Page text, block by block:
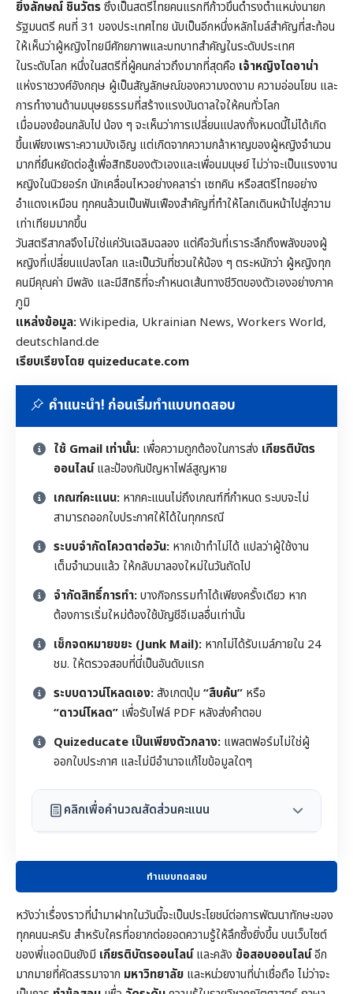
ยิ่งลักษณ์ ชินวัตรซึ่งเป็นสตรีไทยคนแรกที่ก้าวขึ้นดำรงตำแหน่งนายก
รัฐมนตรี คนที่ 31 ของประเทศไทย นับเป็นอีกหนึ่งหลักไมล์สำคัญที่สะท้อน
ให้เห็นว่าผู้หญิงไทยมีศักยภาพและบทบาทสำคัญในระดับประเทศ
ในระดับโลก หนึ่งในสตรีที่ผู้คนกล่าวถึงมากที่สุดคือ เจ้าหญิงไดอาน่า
แห่งราชวงศ์อังกฤษ ผู้เป็นสัญลักษณ์ของความงดงาม ความอ่อนโยน และ
การทำงานด้านมนุษยธรรมที่สร้างแรงบันดาลใจให้คนทั่วโลก
เมื่อมองย้อนกลับไป น้อง ๆ จะเห็นว่าการเปลี่ยนแปลงทั้งหมดนี้ไม่ได้เกิด
ขึ้นเพียงเพราะความบังเอิญ แต่เกิดจากความกล้าหาญของผู้หญิงจำนวน
มากที่ยืนหยัดต่อสู้เพื่อสิทธิของตัวเองและเพื่อนมนุษย์ ไม่ว่าจะเป็นแรงงาน
หญิงในนิวยอร์ก นักเคลื่อนไหวอย่างคลาร่า เซทคิน หรือสตรีไทยอย่าง
อำแดงเหมือน ทุกคนล้วนเป็นฟันเฟืองสำคัญที่ทำให้โลกเดินหน้าไปสู่ความ
เท่าเทียมมากขึ้น
วันสตรีสากลจึงไม่ใช่แค่วันเฉลิมฉลอง แต่คือวันที่เราระลึกถึงพลังของผู้
หญิงที่เปลี่ยนแปลงโลก และเป็นวันที่ชวนให้น้อง ๆ ตระหนักว่า ผู้หญิงทุก
คนมีคุณค่า มีพลัง และมีสิทธิที่จะกำหนดเส้นทางชีวิตของตัวเองอย่างภาค
ภูมิ
แหล่งข้อมูล:Wikipedia, Ukrainian News, Workers World,
deutschland.de
เรียบเรียงโดย quizeducate.com
คำแนะนำ! ก่อนเริ่มทำแบบทดสอบ
ใช้ Gmail เท่านั้น: เพื่อความถูกต้องในการส่ง เกียรติบัตร
ออนไลน์และป้องกันปัญหาไฟล์สูญหาย
เกณฑ์คะแนน: หากคะแนนไม่ถึงเกณฑ์ที่กำหนด ระบบจะไม่
สามารถออกใบประกาศให้ได้ในทุกกรณี
ระบบจำกัดโควตาต่อวัน: หากเข้าทำไม่ได้ แปลว่าผู้ใช้งาน
เต็มจำนวนแล้ว ให้กลับมาลองใหม่ในวันถัดไป
จำกัดสิทธิ์การทำ:บางกิจกรรมทำได้เพียงครั้งเดียว หาก
ต้องการเริ่มใหม่ต้องใช้บัญชีอีเมลอื่นเท่านั้น
เช็กจดหมายขยะ (Junk Mail): หากไม่ได้รับเมล์ภายใน 24
ชม. ให้ตรวจสอบที่นี่เป็นอันดับแรก
ระบบดาวน์โหลดเอง:สังเกตปุ่ม “สืบค้น” หรือ
“ดาวน์โหลด” เพื่อรับไฟล์ PDF หลังส่งคำตอบ
Quizeducate เป็นเพียงตัวกลาง: แพลตฟอร์มไม่ใช่ผู้
ออกใบประกาศ และไม่มีอำนาจแก้ไขข้อมูลใดๆ
คลิกเพื่อคำนวณสัดส่วนคะแนน
ทำแบบทดสอบ
หวังว่าเรื่องราวที่นำมาฝากในวันนี้จะเป็นประโยชน์ต่อการพัฒนาทักษะของ
ทุกคนนะครับ สำหรับใครที่อยากต่อยอดความรู้ให้ลึกซึ้งยิ่งขึ้น บนเว็บไซต์
ของพี่แอดมินยังมี เกียรติบัตรออนไลน์และคลัง ข้อสอบออนไลน์อีก
มากมายที่คัดสรรมาจาก มหาวิทยาลัย และหน่วยงานที่น่าเชื่อถือ ไม่ว่าจะ